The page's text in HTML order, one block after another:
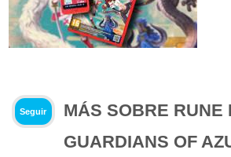
Seguir
MÁS SOBRE RUNE
GUARDIANS OF